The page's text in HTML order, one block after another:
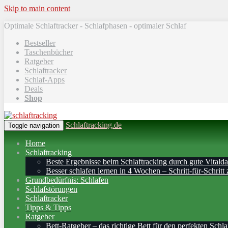
Skip to main content
Optimale Schlaftracker - Schlafphasen - optimaler Schlaf
Bestseller
Taschenbücher
Ratgeber
Schlaftracker
Schlaf-Apps
Deals
Shop
Toggle navigation Schlaftracking.de
Home
Schlaftracking
Beste Ergebnisse beim Schlaftracking durch gute
Besser schlafen lernen in 4 Wochen – Schritt‑für‑Schritt
Grundbedürfnis: Schlafen
Schlafstörungen
Schlaftracker
Tipps & Tipps
Ratgeber
Bett-Ratgeber – das richtige Bett für den perfekten